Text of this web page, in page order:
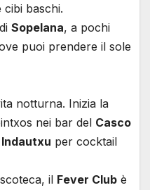
cibi baschi.
Sopelana, a pochi
puoi prendere il sole
notturna. Inizia la
nei bar del Casco
Indautxu per cocktail
il Fever Club è